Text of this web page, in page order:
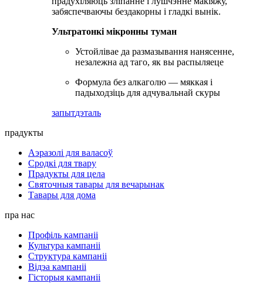
забяспечваючы бездакорны і гладкі вынік.
Ультратонкі мікронны туман
Устойлівае да размазывання нанясенне,
незалежна ад таго, як вы распыляеце
Формула без алкаголю — мяккая і
падыходзіць для адчувальнай скуры
запытдэталь
прадукты
Аэразолі для валасоў
Сродкі для твару
Прадукты для цела
Святочныя тавары для вечарынак
Тавары для дома
пра нас
Профіль кампаніі
Культура кампаніі
Структура кампаніі
Відэа кампаніі
Гісторыя кампаніі